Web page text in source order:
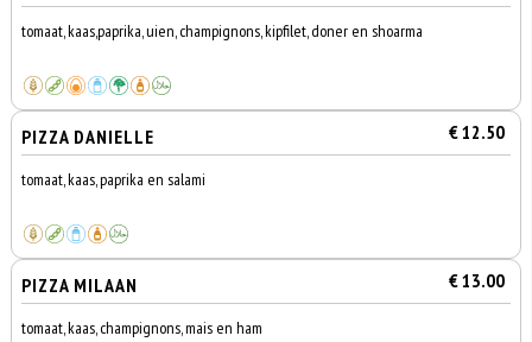
tomaat, kaas,paprika, uien, champignons, kipfilet, doner en shoarma
PIZZA DANIELLE € 12.50
tomaat, kaas, paprika en salami
PIZZA MILAAN € 13.00
tomaat, kaas, champignons, mais en ham